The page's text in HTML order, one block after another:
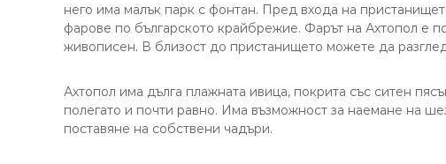
него има малък парк с фонтан. Пред входа на
фарове по българското крайбрежие. Фарът на Ахтопол е
живописен. В близост до пристанището можете да
Ахтопол има дълга плажната ивица, покрита със ситен
полегато и почти равно. Има възможност за наемане на
поставяне на собствени чадъри.